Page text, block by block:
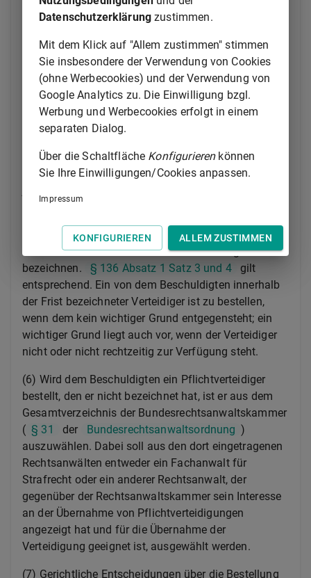
vorzuführen ist;
Vorsitzende des Gerichts, bei dem das
Verfahren anhängig ist.
(4) Bei besonderer Eilbedürftigkeit kann auch die
Staatsanwaltschaft über die Bestellung entscheiden.
Sie beantragt unverzüglich, spätestens innerhalb
Bestätigung der Bestellung oder der Ablehnung des
Antrags des Beschuldigten. Der Beschuldigte kann
dem Beschuldigten Gelegenheit zu geben, innerhalb
einer zu bestimmenden Frist einen Verteidiger zu
bezeichnen.
§ 136 Absatz 1 Satz 3 und 4
gilt
entsprechend. Ein von dem Beschuldigten innerhalb
der Frist bezeichneter Verteidiger ist zu bestellen,
wenn dem kein wichtiger Grund entgegensteht; ein
wichtiger Grund liegt auch vor, wenn der Verteidiger
nicht oder nicht rechtzeitig zur Verfügung steht.
(6) Wird dem Beschuldigten ein Pflichtverteidiger
bestellt, den er nicht bezeichnet hat, ist er aus dem
Gesamtverzeichnis der Bundesrechtsanwaltskammer
( § 31 der Bundesrechtsanwaltsordnung )
auszuwählen. Dabei soll aus den dort eingetragenen
Rechtsanwälten entweder ein Fachanwalt für
Strafrecht oder ein anderer Rechtsanwalt, der
gegenüber der Rechtsanwaltskammer sein Interesse
an der Übernahme von Pflichtverteidigungen
angezeigt hat und für die Übernahme der
Verteidigung geeignet ist, ausgewählt werden.
(7) Gerichtliche Entscheidungen über die Bestellung
Datenschutzerklärung zustimmen.
Mit dem Klick auf "Allem zustimmen" stimmen
Sie insbesondere der Verwendung von Cookies
(ohne Werbecookies) und der Verwendung von
Google Analytics zu. Die Einwilligung bzgl.
Werbung und Werbecookies erfolgt in einem
separaten Dialog.
Über die Schaltfläche Konfigurierenkönnen
Sie Ihre Einwilligungen/Cookies anpassen.
Impressum
KONFIGURIEREN ALLEM ZUSTIMMEN